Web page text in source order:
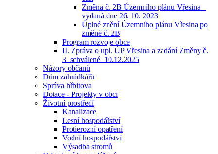
Změna č. 2B Územního plánu Vřesina –
vydaná dne 26. 10. 2023
Úplné znění Územního plánu Vřesina po
změně č. 2B
Program rozvoje obce
II. Zpráva o upl. ÚP Vřesina a zadání Změny č.
3_schválené_10.12.2025
Názory občanů
Dům zahrádkářů
Správa hřbitova
Dotace - Projekty v obci
Životní prostředí
Kanalizace
Lesní hospodářství
Protierozní opatření
Vodní hospodářství
Výsadba stromů